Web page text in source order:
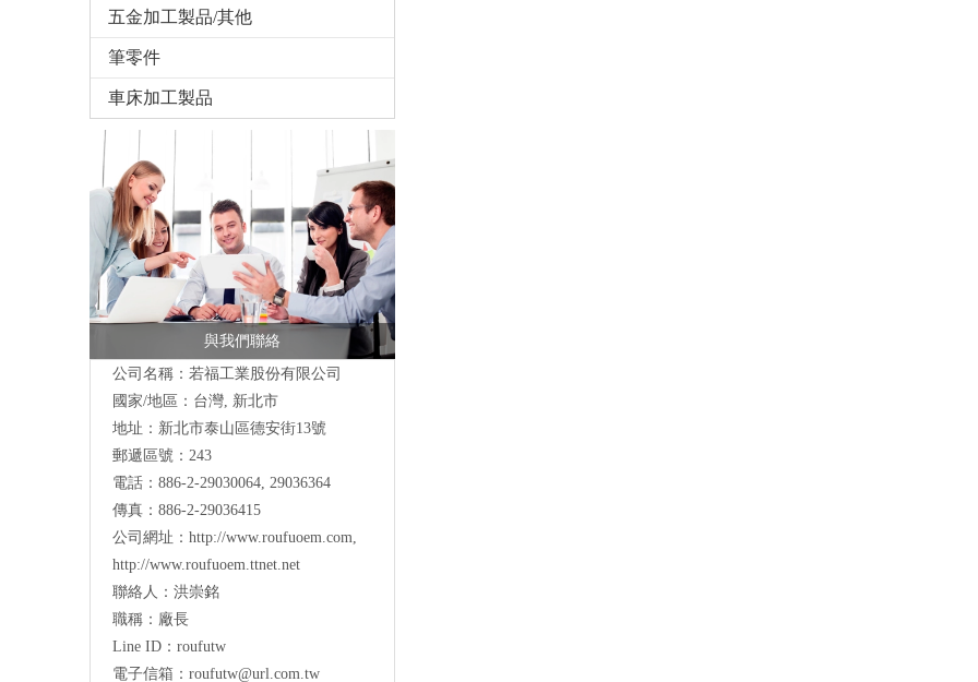
五金加工製品/其他
筆零件
車床加工製品
與我們聯絡
公司名稱：若福工業股份有限公司
國家/地區：台灣, 新北市
地址： 新北市泰山區德安街13號
郵遞區號：243
電話：886-2-29030064, 29036364
傳真：886-2-29036415
公司網址： http://www.roufuoem.com,
http://www.roufuoem.ttnet.net
聯絡人：洪崇銘
職稱：廠長
Line ID：roufutw
電子信箱： roufutw@url.com.tw